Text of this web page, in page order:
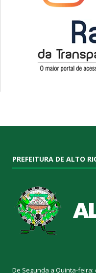
PREFEITURA DE ALTO
De Segunda a Quinta-feira: